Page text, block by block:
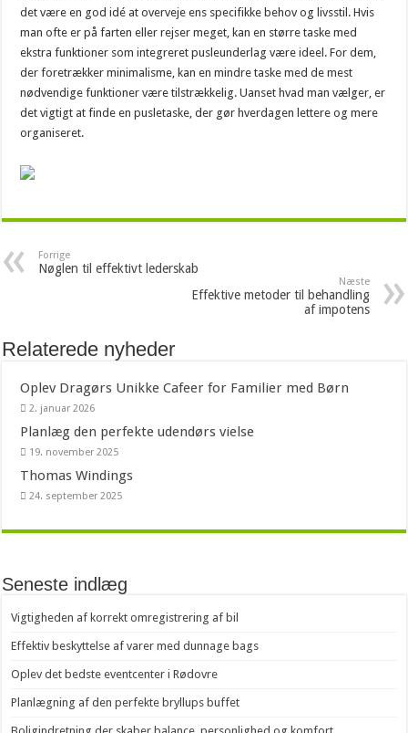
det være en god idé at overveje ens specifikke behov og livsstil. Hvis
man ofte er på farten eller rejser meget, kan en større taske med
ekstra funktioner som integreret pusleunderlag være ideel. For dem,
der foretrækker minimalisme, kan en mindre taske med de mest
nødvendige funktioner være tilstrækkelig. Uanset hvad man vælger, er
det vigtigt at finde en pusletaske, der gør hverdagen lettere og mere
organiseret.
Forrige
Nøglen til effektivt lederskab
Næste
Effektive metoder til behandling
af impotens
Relaterede nyheder
Oplev Dragørs Unikke Cafeer for Familier med Børn
2. januar 2026
Planlæg den perfekte udendørs vielse
19. november 2025
Thomas Windings
24. september 2025
Seneste indlæg
Vigtigheden af korrekt omregistrering af bil
Effektiv beskyttelse af varer med dunnage bags
Oplev det bedste eventcenter i Rødovre
Planlægning af den perfekte bryllups buffet